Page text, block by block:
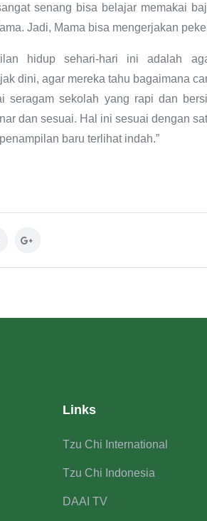
senang bisa belajar memakai
Jadi, Mama bisa mengerjakan
hidup sehari-hari ini adalah
dini, agar mereka tahu bagaimana
seragam sekolah yang rapi dan
dan sesuai. Hal ini sesuai dengan
baru terlihat indah.”
Links
Tzu Chi International
Tzu Chi Indonesia
DAAI TV